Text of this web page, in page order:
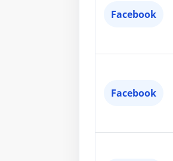
Facebook
Facebook